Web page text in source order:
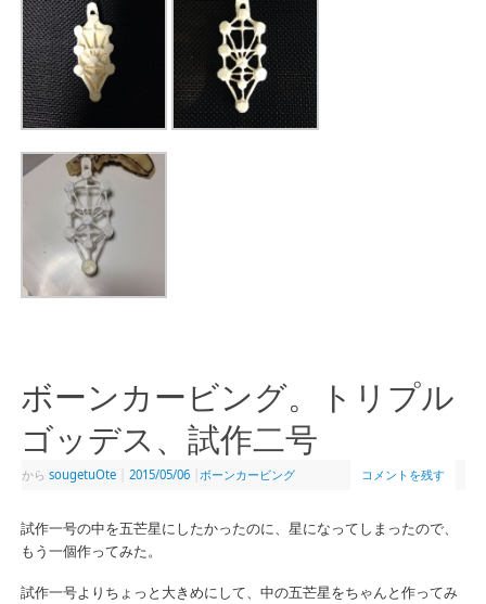
ボーンカービング。トリプル
ゴッデス、試作二号
から sougetuOte 2015/05/06 ボーンカービング コメントを残す
試作一号の中を五芒星にしたかったのに、星になってしまったので、
もう一個作ってみた。
試作一号よりちょっと大きめにして、中の五芒星をちゃんと作ってみ